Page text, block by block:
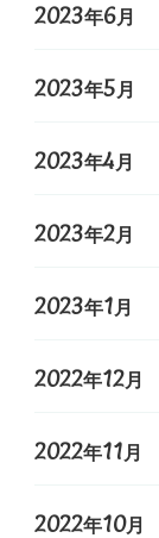
2023年6月
2023年5月
2023年4月
2023年2月
2023年1月
2022年12月
2022年11月
2022年10月